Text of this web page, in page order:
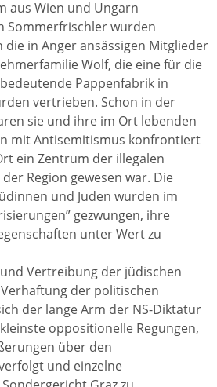
aus Wien und Ungarn
Sommerfrischler wurden
die in Anger ansässigen Mitglieder
Wolf, die eine für die
Pappenfabrik in
vertrieben. Schon in der
sie und ihre im Ort lebenden
mit Antisemitismus konfrontiert
ein Zentrum der illegalen
Region gewesen war. Die
und Juden wurden im
gezwungen, ihre
unter Wert zu
Vertreibung der jüdischen
der politischen
der lange Arm der NS-Diktatur
oppositionelle Regungen,
über den
und einzelne